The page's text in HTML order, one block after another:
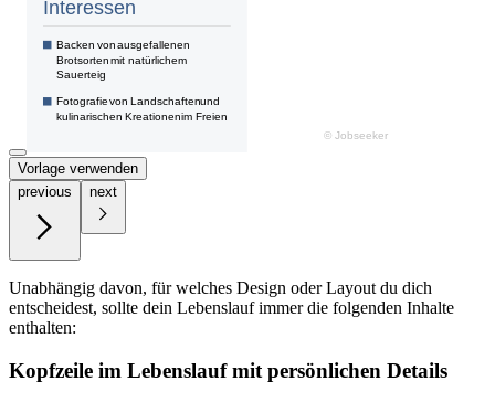
Vorlage verwenden
previous
next
Unabhängig davon, für welches Design oder Layout du dich
entscheidest, sollte dein Lebenslauf immer die folgenden Inhalte
enthalten:
Kopfzeile im Lebenslauf mit persönlichen Details